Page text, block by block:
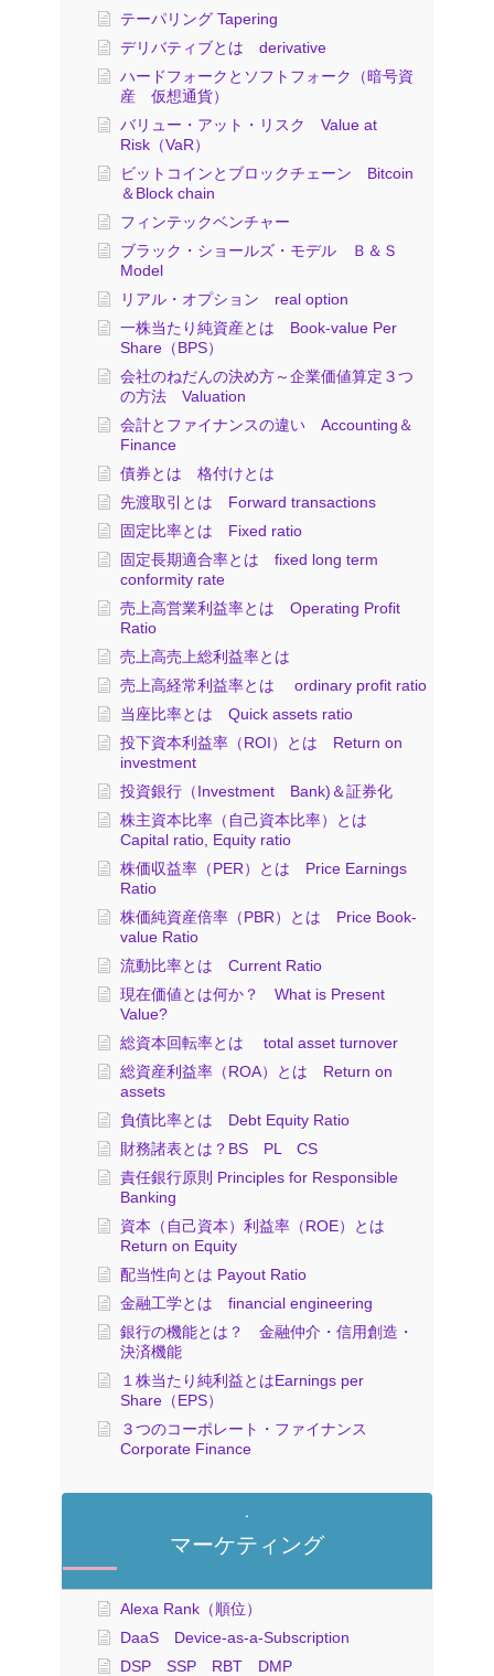
テーパリング Tapering
デリバティブとは derivative
ハードフォークとソフトフォーク（暗号資
産 仮想通貨）
バリュー・アット・リスク Value at
Risk（VaR）
ビットコインとブロックチェーン Bitcoin
＆Block chain
フィンテックベンチャー
ブラック・ショールズ・モデル Ｂ＆Ｓ
Model
リアル・オプション real option
一株当たり純資産とは Book-value Per
Share（BPS）
会社のねだんの決め方～企業価値算定３つ
の方法 Valuation
会計とファイナンスの違い Accounting＆
Finance
債券とは 格付けとは
先渡取引とは Forward transactions
固定比率とは Fixed ratio
固定長期適合率とは fixed long term
conformity rate
売上高営業利益率とは Operating Profit
Ratio
売上高売上総利益率とは
売上高経常利益率とは ordinary profit ratio
当座比率とは Quick assets ratio
投下資本利益率（ROI）とは Return on
investment
投資銀行（Investment Bank)＆証券化
株主資本比率（自己資本比率）とは
Capital ratio, Equity ratio
株価収益率（PER）とは Price Earnings
Ratio
株価純資産倍率（PBR）とは Price Book-
value Ratio
流動比率とは Current Ratio
現在価値とは何か？ What is Present
Value?
総資本回転率とは total asset turnover
総資産利益率（ROA）とは Return on
assets
負債比率とは Debt Equity Ratio
財務諸表とは？BS PL CS
責任銀行原則 Principles for Responsible
Banking
資本（自己資本）利益率（ROE）とは
Return on Equity
配当性向とは Payout Ratio
金融工学とは financial engineering
銀行の機能とは？ 金融仲介・信用創造・
決済機能
１株当たり純利益とはEarnings per
Share（EPS）
３つのコーポレート・ファイナンス
Corporate Finance
マーケティング
Alexa Rank（順位）
DaaS Device-as-a-Subscription
DSP SSP RBT DMP